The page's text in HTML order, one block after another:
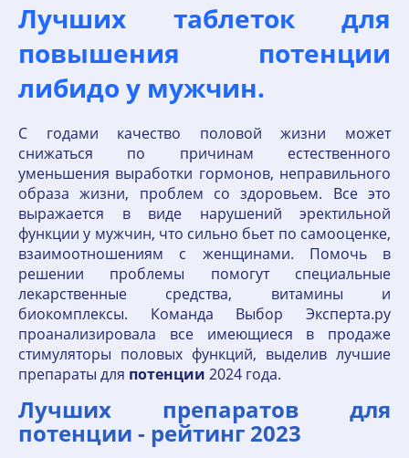
Лучших таблеток для
повышения потенции
либидо у мужчин.
C годами качество половой жизни может
снижаться по причинам естественного
уменьшения выработки гормонов, неправильного
образа жизни, проблем со здоровьем. Все это
выражается в виде нарушений эректильной
функции у мужчин, что сильно бьет по самооценке,
взаимоотношениям с женщинами. Помочь в
решении проблемы помогут специальные
лекарственные средства, витамины и
биокомплексы. Команда Выбор Эксперта.ру
проанализировала все имеющиеся в продаже
стимуляторы половых функций, выделив лучшие
препараты для потенции 2024 года.
Лучших препаратов для
потенции - рейтинг 2023